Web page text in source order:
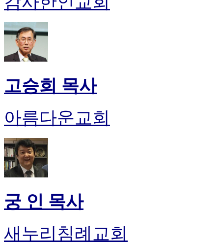
고승희 목사
아름다운교회
궁 인 목사
새누리침례교회